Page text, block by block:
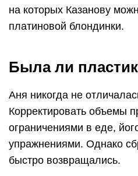
на которых Казанову
платиновой блондинки.
Была ли
Аня никогда не
Корректировать объемы
ограничениями в еде,
упражнениями. Однако
быстро возвращались.